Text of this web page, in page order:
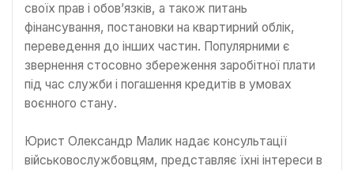
своїх прав і обов’язків, а також питань
фінансування, постановки на квартирний облік,
переведення до інших частин. Популярними є
звернення стосовно збереження заробітної плати
під час служби і погашення кредитів в умовах
воєнного стану.
Юрист Олександр Малик надає консультації
військовослужбовцям, представляє їхні інтереси в